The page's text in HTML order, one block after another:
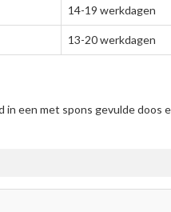
14-19 werkdagen
13-20 werkdagen
een met spons gevulde doos